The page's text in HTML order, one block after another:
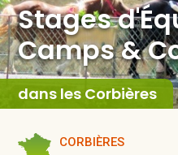
Stages
Camps &
dans les Corbières
CORBIÈRES